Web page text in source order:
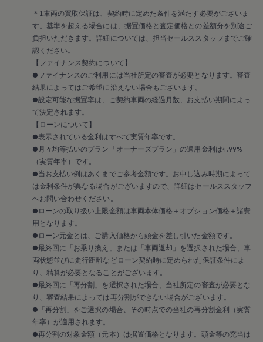
会社概要EN
採用情報
正規ディーラー地域別採用情報
プレスリリース
2025
2024
2023
2022
2021
2020
2019
2018
2017
2016
2015
リコール関連情報
セーフティ マイスター
＊1車両の買取保証は、契約時に定めた条件を満たす必要がございま
す。基準を超える場合には、据置価格と査定価格との差額分を別途ご
負担いただきます。詳細については、担当セールススタッフまでご確
認ください。
【ファイナンス契約について】
●ファイナンスのご利用には当社所定の審査が必要となります。審査
結果によってはご希望に沿えない場合もございます。
●設定可能な据置率は、ご契約車両の経過月数、お支払い期間によっ
て決定されます。
【ローンについて】
●表示されている金利はすべて実質年率です。
●月々均等払いのプラン「オーナーズプラン」の適用金利は4.99%
（実質年率）です。
●当お支払い例はあくまでご参考金額です。お申し込み時期によって
は金利条件が異なる場合がございますので、詳細はセールススタッフ
へお問い合わせください。
●ローンの取り扱い上限金額は車両本体価格＋オプション価格＋諸費
用となります。
●ローン元金とは、ご購入価格から頭金を差し引いた金額です。
●最終回に「お乗り換え」または「車両返却」を選択された場合、車
両状態並びに走行距離などローン契約時に定められた保証条件によ
り、精算が必要となることがございます。
●最終回に「再分割」を選択された場合、当社所定の審査が必要とな
り、審査結果によっては再分割ができない場合がございます。
●「再分割」をご選択の場合、その時点での当社の再分割金利（実質
年率）が適用されます。
●再分割の対象金額（元本）は据置価格となります。頭金等の充当は